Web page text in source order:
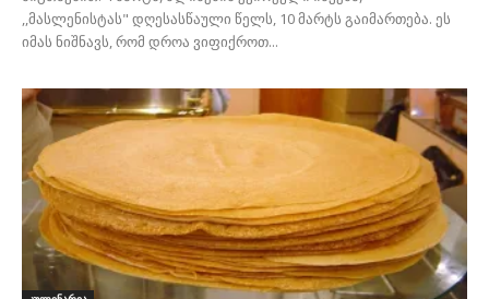
,,მასლენისტას" დღესასწაული წელს, 10 მარტს გაიმართება. ეს
იმას ნიშნავს, რომ დროა ვიფიქროთ...